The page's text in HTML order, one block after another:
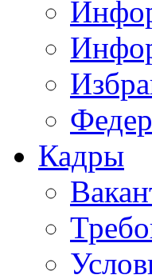
Кадры